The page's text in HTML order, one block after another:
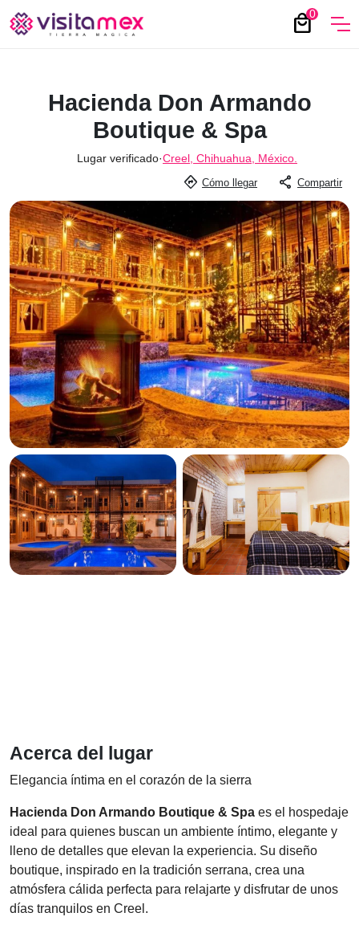
0
local_mall
Hacienda Don Armando
Boutique & Spa
Lugar verificado·Creel, Chihuahua, México.
directions Cómo llegar share Compartir
Acerca del lugar
Elegancia íntima en el corazón de la sierra
Hacienda Don Armando Boutique & Spa es el hospedaje
ideal para quienes buscan un ambiente íntimo, elegante y
lleno de detalles que elevan la experiencia. Su diseño
boutique, inspirado en la tradición serrana, crea una
atmósfera cálida perfecta para relajarte y disfrutar de unos
días tranquilos en Creel.